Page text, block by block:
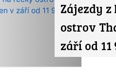
Zájezdy
ostrov
září od 11